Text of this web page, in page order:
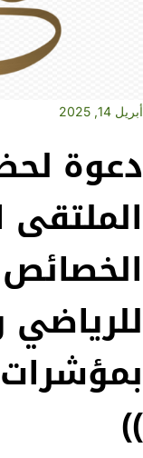
أبريل 14, 2025
دعوة
للرياضي
))